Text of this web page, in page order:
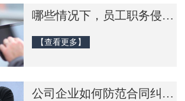
哪些情况下，员工职务侵权后单位有追偿权？
【查看更多】
公司企业如何防范合同纠纷解决过程中的法律风险？